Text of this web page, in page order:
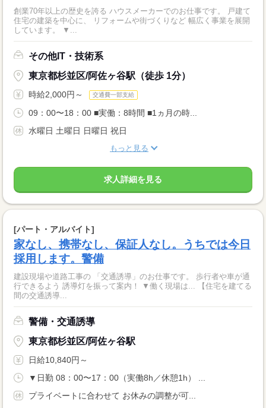
創業70年以上の歴史を誇る ハウスメーカーでのお仕事です。 戸建て
住宅の建築を中心に、 リフォームや街づくりなど 幅広く事業を展開
しています。 ▼...
その他IT・技術系
東京都杉並区/阿佐ヶ谷駅（徒歩 1分）
時給2,000円～ 交通費一部支給
09：00〜18：00 ■実働：8時間 ■1ヵ月の時...
水曜日 土曜日 日曜日 祝日
もっと見る
求人詳細を見る
[パート・アルバイト]
家なし、携帯なし、保証人なし。うちでは今日
採用します。警備
建設現場や道路工事の 「交通誘導」のお仕事です。 歩行者や車が通
行できるよう 誘導灯を振って案内！ ▼働く現場は... 【住宅を建てる
間の交通誘導...
警備・交通誘導
東京都杉並区/阿佐ヶ谷駅
日給10,840円～
▼日勤 08：00〜17：00（実働8h／休憩1h） ...
プライベートに合わせて お休みの調整が可...